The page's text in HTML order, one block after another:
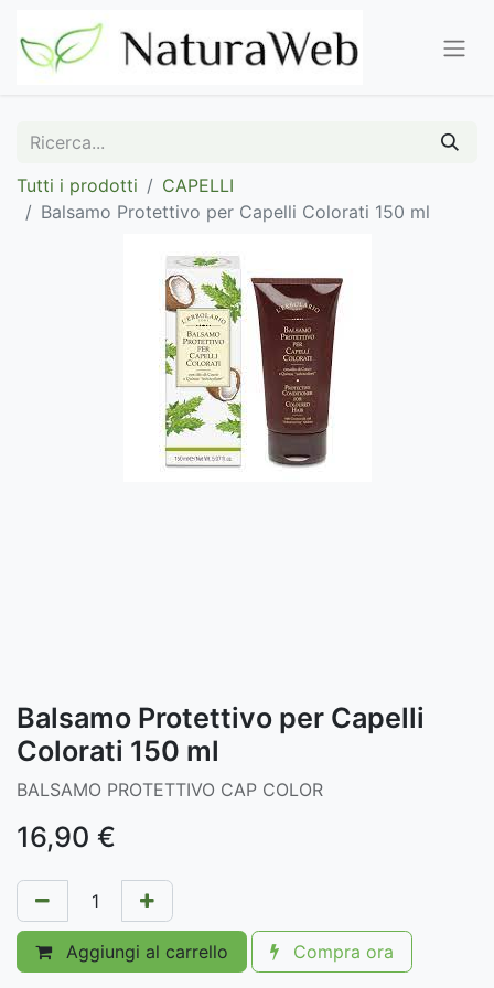
Tutti i prodotti
CAPELLI
Balsamo Protettivo per Capelli Colorati 150 ml
Balsamo Protettivo per Capelli
Colorati 150 ml
BALSAMO PROTETTIVO CAP COLOR
16,90 €
Aggiungi al carrello Compra ora